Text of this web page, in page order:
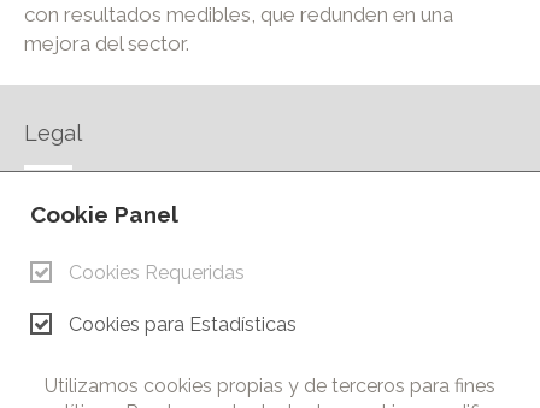
con resultados medibles, que redunden en una
mejora del sector.
Legal
AVISO LEGAL
CONTACTO
Cámara de Comercio e Industria de Ciudad Real. Todos los
derechos reservados. Prohibida la reproducción total o parcial
Cookie Panel
Cookies Requeridas
Cookies para Estadísticas
Utilizamos cookies propias y de terceros para fines